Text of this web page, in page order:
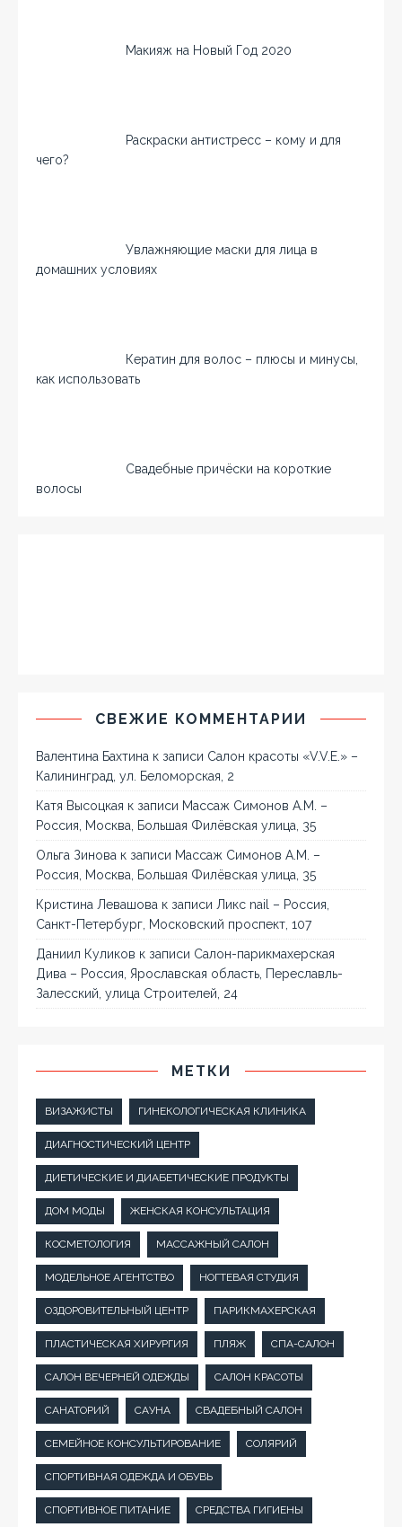
Макияж на Новый Год 2020
Раскраски антистресс – кому и для
чего?
Увлажняющие маски для лица в
домашних условиях
Кератин для волос – плюсы и минусы,
как использовать
Свадебные причёски на короткие
волосы
СВЕЖИЕ КОММЕНТАРИИ
Валентина Бахтина к записи Салон красоты «V.V.E.» –
Калининград, ул. Беломорская, 2
Катя Высоцкая к записи Массаж Симонов А.М. –
Россия, Москва, Большая Филёвская улица, 35
Ольга Зинова к записи Массаж Симонов А.М. –
Россия, Москва, Большая Филёвская улица, 35
Кристина Левашова к записи Ликс nail – Россия,
Санкт-Петербург, Московский проспект, 107
Даниил Куликов к записи Салон-парикмахерская
Дива – Россия, Ярославская область, Переславль-
Залесский, улица Строителей, 24
МЕТКИ
ВИЗАЖИСТЫ ГИНЕКОЛОГИЧЕСКАЯ КЛИНИКА
ДИАГНОСТИЧЕСКИЙ ЦЕНТР
ДИЕТИЧЕСКИЕ И ДИАБЕТИЧЕСКИЕ ПРОДУКТЫ
ДОМ МОДЫ ЖЕНСКАЯ КОНСУЛЬТАЦИЯ
КОСМЕТОЛОГИЯ МАССАЖНЫЙ САЛОН
МОДЕЛЬНОЕ АГЕНТСТВО НОГТЕВАЯ СТУДИЯ
ОЗДОРОВИТЕЛЬНЫЙ ЦЕНТР ПАРИКМАХЕРСКАЯ
ПЛАСТИЧЕСКАЯ ХИРУРГИЯ ПЛЯЖ СПА-САЛОН
САЛОН ВЕЧЕРНЕЙ ОДЕЖДЫ САЛОН КРАСОТЫ
САНАТОРИЙ САУНА СВАДЕБНЫЙ САЛОН
СЕМЕЙНОЕ КОНСУЛЬТИРОВАНИЕ СОЛЯРИЙ
СПОРТИВНАЯ ОДЕЖДА И ОБУВЬ
СПОРТИВНОЕ ПИТАНИЕ СРЕДСТВА ГИГИЕНЫ